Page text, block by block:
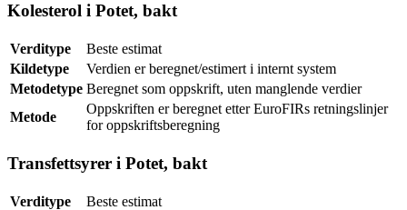
Kolesterol i Potet, bakt
Verditype
Beste estimat
Kildetype
Verdien er beregnet/estimert i internt system
Metodetype Beregnet som oppskrift, uten manglende verdier
Metode
Oppskriften er beregnet etter EuroFIRs retningslinjer
for oppskriftsberegning
Transfettsyrer i Potet, bakt
Verditype
Beste estimat